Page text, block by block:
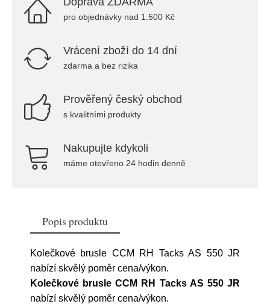
pro objednávky nad 1.500 Kč
Vrácení zboží do 14 dní
zdarma a bez rizika
Prověřený český obchod
s kvalitními produkty
Nakupujte kdykoli
máme otevřeno 24 hodin denně
Popis produktu
Kolečkové brusle CCM RH Tacks AS 550 JR
nabízí skvělý poměr cena/výkon.
Kolečkové brusle CCM RH Tacks AS 550 JR
nabízí skvělý poměr cena/výkon.